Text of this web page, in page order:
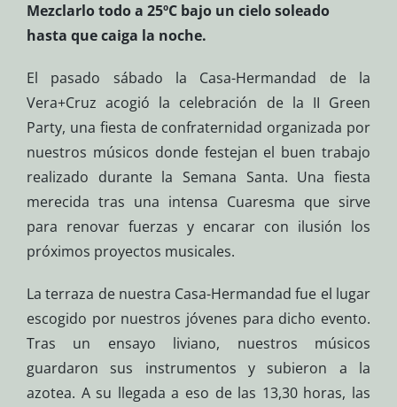
Mezclarlo todo a 25ºC bajo un cielo soleado
hasta que caiga la noche.
El pasado sábado la Casa-Hermandad de la
Vera+Cruz acogió la celebración de la II Green
Party, una fiesta de confraternidad organizada por
nuestros músicos donde festejan el buen trabajo
realizado durante la Semana Santa. Una fiesta
merecida tras una intensa Cuaresma que sirve
para renovar fuerzas y encarar con ilusión los
próximos proyectos musicales.
La terraza de nuestra Casa-Hermandad fue el lugar
escogido por nuestros jóvenes para dicho evento.
Tras un ensayo liviano, nuestros músicos
guardaron sus instrumentos y subieron a la
azotea. A su llegada a eso de las 13,30 horas, las